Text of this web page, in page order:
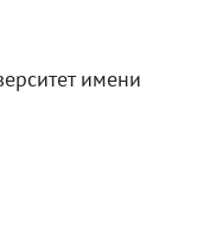
имени